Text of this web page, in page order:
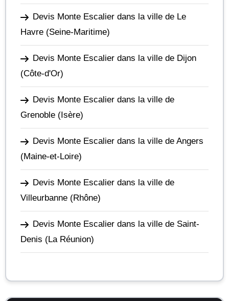
Devis Monte Escalier dans la ville de Le
Havre (Seine-Maritime)
Devis Monte Escalier dans la ville de Dijon
(Côte-d'Or)
Devis Monte Escalier dans la ville de
Grenoble (Isère)
Devis Monte Escalier dans la ville de Angers
(Maine-et-Loire)
Devis Monte Escalier dans la ville de
Villeurbanne (Rhône)
Devis Monte Escalier dans la ville de Saint-
Denis (La Réunion)